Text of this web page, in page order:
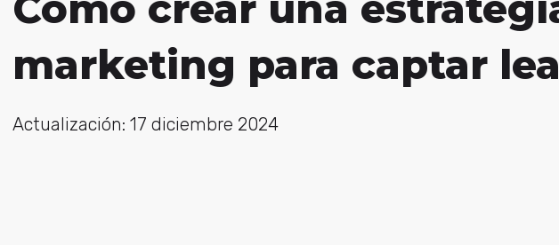
marketing para captar
Actualización: 17 diciembre 2024